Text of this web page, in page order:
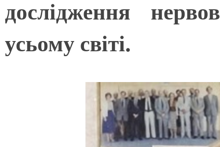
дослідження
усьому світі.